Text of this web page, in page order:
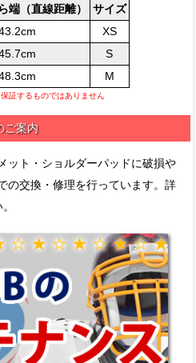
端（直線距離）
サイズ
XS
S
M
証するものではありません
ご案内
ット・ショルダーパッドに破損や
の交換・修理を行っています。詳